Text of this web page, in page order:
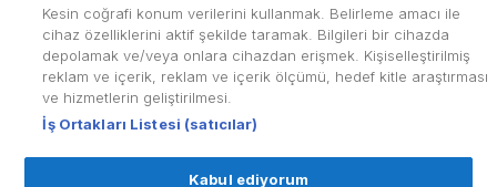
Kullanım Koşulları
Üyelik Sözleşmesi
Kvkk Politikası
Çerez Politikası
Kesin coğrafi konum verilerini kullanmak. Belirleme amacı ile
cihaz özelliklerini aktif şekilde taramak. Bilgileri bir cihazda
depolamak ve/veya onlara cihazdan erişmek. Kişiselleştirilmiş
reklam ve içerik, reklam ve içerik ölçümü, hedef kitle araştırması
ve hizmetlerin geliştirilmesi.
İş Ortakları Listesi (satıcılar)
Kabul ediyorum